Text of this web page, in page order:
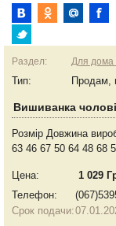
Раздел: Для дома
Тип: Продам,
Вишиванка
Розмір Довжина
63 46 67 50 64 48 68
Цена:
1 029
Телефон:
Срок подачи: